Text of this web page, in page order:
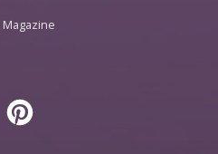
Twitter